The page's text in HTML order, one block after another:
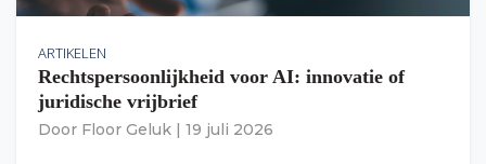
ARTIKELEN
Rechtspersoonlijkheid voor AI: innovatie of
juridische vrijbrief
Door Floor Geluk 19 juli 2026